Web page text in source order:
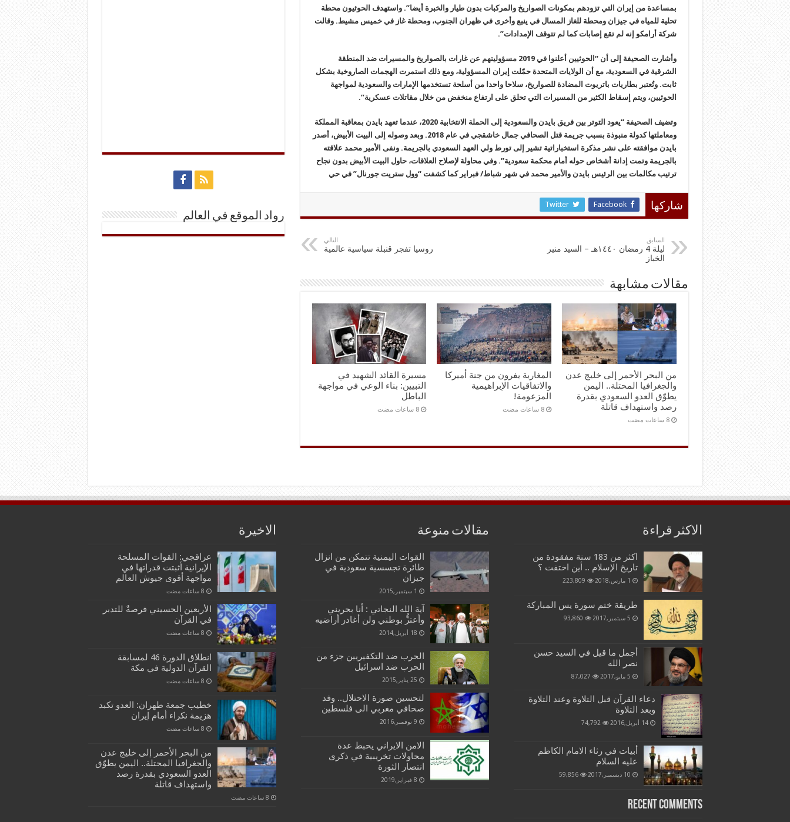
بمساعدة من إيران التي تزودهم بمكونات الصواريخ والمركبات بدون طيار والخبرة أيضا”. واستهدف الحوثيون محطة
تحلية للمياه في جيزان ومحطة للغاز المسال في ينبع وأخرى في ظهران الجنوب، ومحطة غاز في خميس مشيط. وقالت
شركة أرامكو إنه لم تقع إصابات كما لم تتوقف الإمدادات”.
وأشارت الصحيفة إلى أن “الحوثيين أعلنوا في 2019 مسؤوليتهم عن غارات بالصواريخ والمسيرات ضد المنطقة
الشرقية في السعودية، مع أن الولايات المتحدة حمّلت إيران المسؤولية، ومع ذلك استمرت الهجمات الصاروخية بشكل
ثابت. وتُعتبر بطاريات باتريوت المضادة للصواريخ، سلاحا واحدا من أسلحة تستخدمها الإمارات والسعودية لمواجهة
الحوثيين، ويتم إسقاط الكثير من المسيرات التي تحلق على ارتفاع منخفض من خلال مقاتلات عسكرية”.
وتضيف الصحيفة “يعود التوتر بين فريق بايدن والسعودية إلى الحملة الانتخابية 2020، عندما تعهد بايدن بمعاقبة المملكة
ومعاملتها كدولة منبوذة بسبب جريمة قتل الصحافي جمال خاشقجي في عام 2018. وبعد وصوله إلى البيت الأبيض، أصدر
بايدن موافقته على نشر مذكرة استخباراتية تشير إلى تورط ولي العهد السعودي بالجريمة. ونفى الأمير محمد علاقته
بالجريمة وتمت إدانة أشخاص حوله أمام محكمة سعودية”. وفي محاولة لإصلاح العلاقات، حاول البيت الأبيض بدون نجاح
ترتيب مكالمات بين الرئيس بايدن والأمير محمد في شهر شباط/ فبراير كما كشفت “وول ستريت جورنال” في حي
شاركها Facebook
Twitter
السابق
ليلة 4 رمضان ١٤٤٠هـ – السيد منير
الخباز
التالي
روسيا تفجر قنبلة سياسية عالمية
مقالات مشابهة
من البحر الأحمر إلى خليج عدن
والجغرافيا المحتلة.. اليمن
يطوّق العدو السعودي بقدرة
رصد واستهداف قاتلة
‏8 ساعات مضت
المغاربة يفرون من جنة أميركا
والاتفاقيات الإبراهيمية
المزعومة!
‏8 ساعات مضت
مسيرة القائد الشهيد في
التبيين: بناء الوعي في مواجهة
الباطل
‏8 ساعات مضت
رواد الموقع في العالم
الاكثر قراءة
اكثر من 183 سنة مفقودة من
تاريخ الإسلام .. أين اختفت ؟
1 مارس,2018 223,809
طريقة ختم سورة يس المباركة
5 سبتمبر,2017 93,860
أجمل ما قيل في السيد حسن
نصر الله
5 مايو,2017 87,027
دعاء القرآن قبل التلاوة وعند التلاوة
وبعد التلاوة
14 أبريل,2016 74,792
أبيات في رثاء الامام الكاظم
عليه السلام
10 ديسمبر,2017 59,856
Recent Comments
مقالات منوعة
القوات اليمنية تتمكن من انزال
طائرة تجسسية سعودية في
جيزان
1 سبتمبر,2015
آية الله النجاتي : أنا بحريني
وأعتزُّ بوطني ولن أغادر أراضيه
18 أبريل,2014
الحرب ضد التكفيريين جزء من
الحرب ضد اسرائيل
25 يناير,2015
لتحسين صورة الاحتلال.. وفد
صحافي مغربي الى فلسطين
9 نوفمبر,2016
الامن الايراني يحبط عدة
محاولات تخريبية في ذكرى
انتصار الثورة
8 فبراير,2019
الاخيرة
عراقجي: القوات المسلحة
الإيرانية أثبتت قدراتها في
مواجهة أقوى جيوش العالم
الأربعين الحسيني فرصةٌ للتدبر
في القرآن
انطلاق الدورة 46 لمسابقة
القرآن الدولية في مكة
خطيب جمعة طهران: العدو تكبد
هزيمة نكراء أمام إيران
من البحر الأحمر إلى خليج عدن
والجغرافيا المحتلة.. اليمن يطوّق
العدو السعودي بقدرة رصد
واستهداف قاتلة